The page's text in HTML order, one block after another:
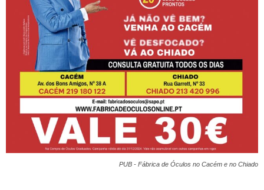
PUB - Fábrica de Óculos no Cacém e no Chiado